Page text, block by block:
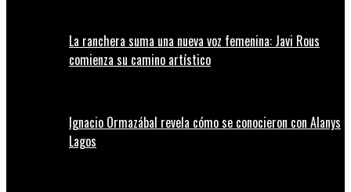
La ranchera suma una nueva voz femenina: Javi Rous
comienza su camino artístico
Ignacio Ormazábal revela cómo se conocieron con Alanys
Lagos